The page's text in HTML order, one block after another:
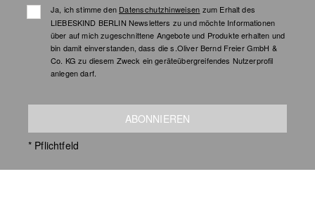
Ja, ich stimme den Datenschutzhinweisen zum Erhalt des
LIEBESKIND BERLIN Newsletters zu und möchte Informationen
über auf mich zugeschnittene Angebote und Produkte erhalten und
bin damit einverstanden, dass die s.Oliver Bernd Freier GmbH &
Co. KG zu diesem Zweck ein geräteübergreifendes Nutzerprofil
anlegen darf.
ABONNIEREN
* Pflichtfeld